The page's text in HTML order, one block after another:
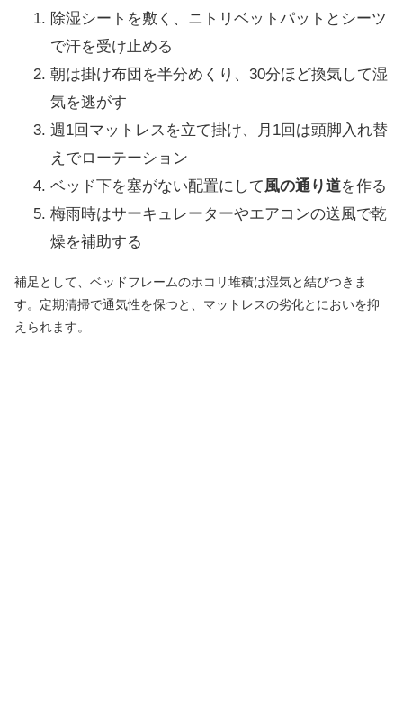
除湿シートを敷く、ニトリベットパットとシーツ
で汗を受け止める
朝は掛け布団を半分めくり、30分ほど換気して湿
気を逃がす
週1回マットレスを立て掛け、月1回は頭脚入れ替
えでローテーション
ベッド下を塞がない配置にして風の通り道を作る
梅雨時はサーキュレーターやエアコンの送風で乾
燥を補助する
補足として、ベッドフレームのホコリ堆積は湿気と結びつきま
す。定期清掃で通気性を保つと、マットレスの劣化とにおいを抑
えられます。